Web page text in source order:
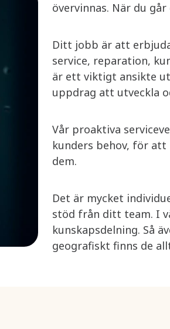
övervinnas. När du
Ditt jobb är att
service, reparation,
är ett viktigt ansikte
uppdrag att utveckla
Vår proaktiva
kunders behov, för
dem. ​
Det är mycket
stöd från ditt team. I
kunskapsdelning. Så
geografiskt finns de